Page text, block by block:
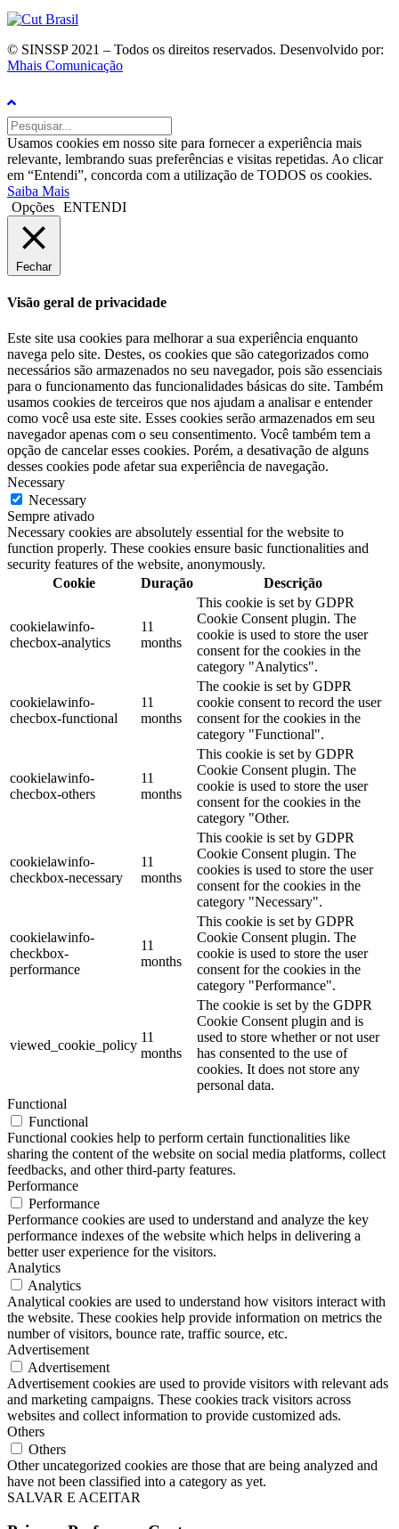
© SINSSP 2021 – Todos os direitos reservados. Desenvolvido por:
Mhais Comunicação
Usamos cookies em nosso site para fornecer a experiência mais
relevante, lembrando suas preferências e visitas repetidas. Ao clicar
em “Entendi”, concorda com a utilização de TODOS os cookies.
Saiba Mais
Opções ENTENDI
Fechar
Visão geral de privacidade
Este site usa cookies para melhorar a sua experiência enquanto
navega pelo site. Destes, os cookies que são categorizados como
necessários são armazenados no seu navegador, pois são essenciais
para o funcionamento das funcionalidades básicas do site. Também
usamos cookies de terceiros que nos ajudam a analisar e entender
como você usa este site. Esses cookies serão armazenados em seu
navegador apenas com o seu consentimento. Você também tem a
opção de cancelar esses cookies. Porém, a desativação de alguns
desses cookies pode afetar sua experiência de navegação.
Necessary
Necessary
Sempre ativado
Necessary cookies are absolutely essential for the website to
function properly. These cookies ensure basic functionalities and
security features of the website, anonymously.
Cookie
Duração Descrição
cookielawinfo-
checbox-analytics
11
months
This cookie is set by GDPR
Cookie Consent plugin. The
cookie is used to store the user
consent for the cookies in the
category "Analytics".
cookielawinfo-
checbox-functional
11
months
The cookie is set by GDPR
cookie consent to record the user
consent for the cookies in the
category "Functional".
cookielawinfo-
checbox-others
11
months
This cookie is set by GDPR
Cookie Consent plugin. The
cookie is used to store the user
consent for the cookies in the
category "Other.
cookielawinfo-
checkbox-necessary
11
months
This cookie is set by GDPR
Cookie Consent plugin. The
cookies is used to store the user
consent for the cookies in the
category "Necessary".
cookielawinfo-
checkbox-
performance
11
months
This cookie is set by GDPR
Cookie Consent plugin. The
cookie is used to store the user
consent for the cookies in the
category "Performance".
viewed_cookie_policy
11
months
The cookie is set by the GDPR
Cookie Consent plugin and is
used to store whether or not user
has consented to the use of
cookies. It does not store any
personal data.
Functional
Functional
Functional cookies help to perform certain functionalities like
sharing the content of the website on social media platforms, collect
feedbacks, and other third-party features.
Performance
Performance
Performance cookies are used to understand and analyze the key
performance indexes of the website which helps in delivering a
better user experience for the visitors.
Analytics
Analytics
Analytical cookies are used to understand how visitors interact with
the website. These cookies help provide information on metrics the
number of visitors, bounce rate, traffic source, etc.
Advertisement
Advertisement
Advertisement cookies are used to provide visitors with relevant ads
and marketing campaigns. These cookies track visitors across
websites and collect information to provide customized ads.
Others
Others
Other uncategorized cookies are those that are being analyzed and
have not been classified into a category as yet.
SALVAR E ACEITAR